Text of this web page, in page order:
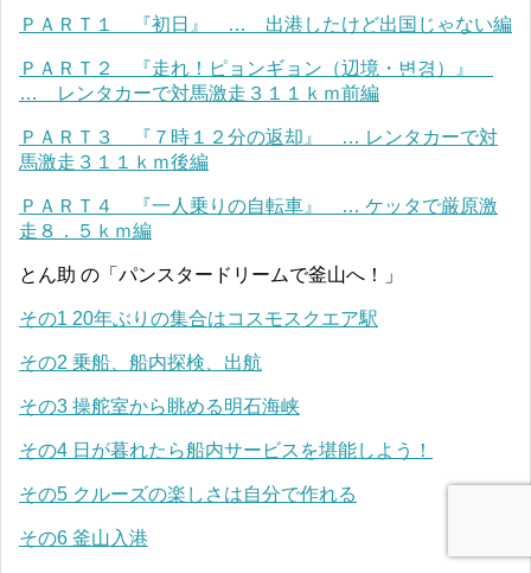
ＰＡＲＴ１ 『初日』 … 出港したけど出国じゃない編
ＰＡＲＴ２ 『走れ！ピョンギョン（辺境・변경）』
… レンタカーで対馬激走３１１ｋｍ前編
ＰＡＲＴ３ 『７時１２分の返却』 … レンタカーで対
馬激走３１１ｋｍ後編
ＰＡＲＴ４ 『一人乗りの自転車』 … ケッタで厳原激
走８．５ｋｍ編
とん助 の「パンスタードリームで釜山へ！」
その1 20年ぶりの集合はコスモスクエア駅
その2 乗船、船内探検、出航
その3 操舵室から眺める明石海峡
その4 日が暮れたら船内サービスを堪能しよう！
その5 クルーズの楽しさは自分で作れる
その6 釜山入港